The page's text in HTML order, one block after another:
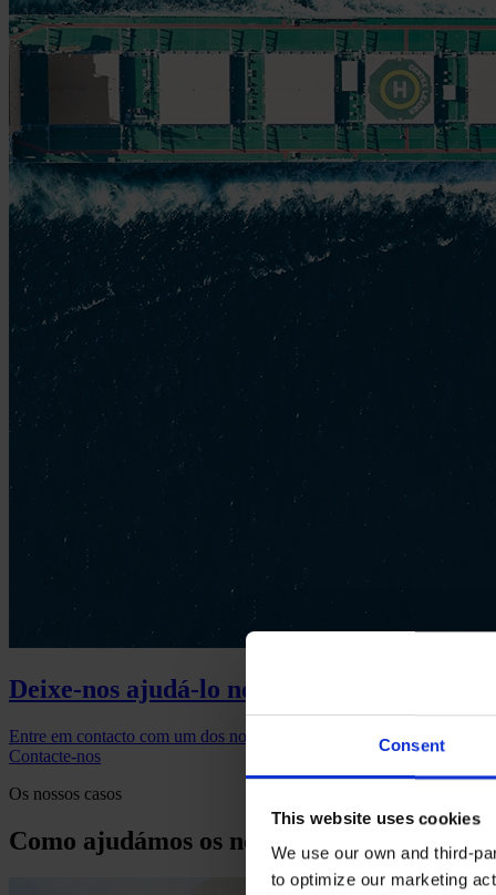
Consent
This website uses cookies
We use our own and third-
to optimize our marketing
Deixe-nos ajudá-lo no próximo projeto
Entre em contacto com um dos nossos especialistas se quiser saber
Contacte-nos
Os nossos casos
Como ajudámos os nossos clientes